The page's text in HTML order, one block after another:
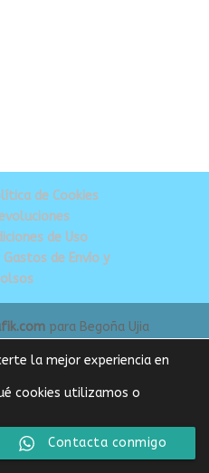
de Cookies
de Uso
de Envío y
para Begoña Ujia
la mejor experiencia en
cookies utilizamos o
Ajustes Cerrar el banner de
Contacta conmigo